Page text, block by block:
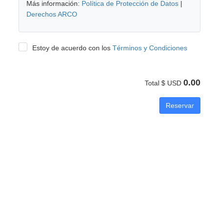
Más información: Política de Protección de Datos|
Derechos ARCO
Estoy de acuerdo con los Términos y Condiciones
Total $ USD 0.00
Reservar